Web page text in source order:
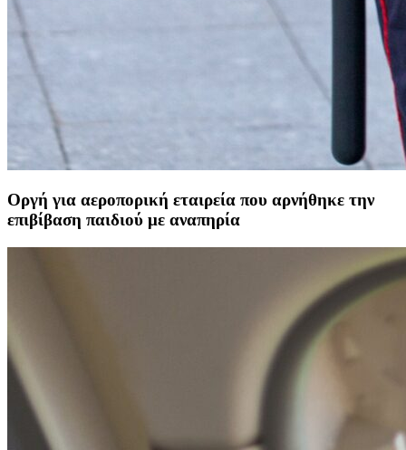
Οργή για αεροπορική εταιρεία που αρνήθηκε την
επιβίβαση παιδιού με αναπηρία